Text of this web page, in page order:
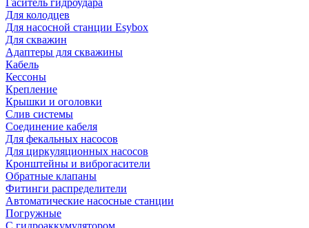
Для колодцев
Для насосной станции Esybox
Для скважин
Адаптеры для скважины
Кабель
Кессоны
Крепление
Крышки и оголовки
Слив системы
Соединение кабеля
Для фекальных насосов
Для циркуляционных насосов
Кронштейны и виброгасители
Обратные клапаны
Фитинги распределители
Автоматические насосные станции
Погружные
С гидроаккумулятором